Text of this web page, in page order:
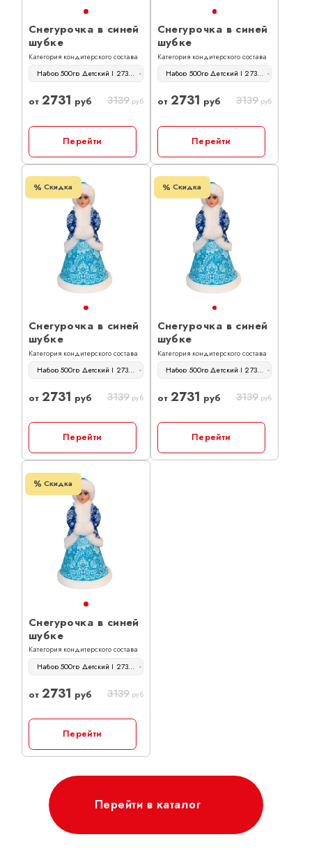
Снегурочка в синей
шубке
Категория кондитерского состава
Набор 500гр Детский | 2731 руб
от 2731 руб 3139 руб
Перейти
Снегурочка в синей
шубке
Категория кондитерского состава
Набор 500гр Детский | 2731 руб
от 2731 руб 3139 руб
Перейти
Скидка
Снегурочка в синей
шубке
Категория кондитерского состава
Набор 500гр Детский | 2731 руб
от 2731 руб 3139 руб
Перейти
Скидка
Снегурочка в синей
шубке
Категория кондитерского состава
Набор 500гр Детский | 2731 руб
от 2731 руб 3139 руб
Перейти
Скидка
Снегурочка в синей
шубке
Категория кондитерского состава
Набор 500гр Детский | 2731 руб
от 2731 руб 3139 руб
Перейти
Перейти в каталог